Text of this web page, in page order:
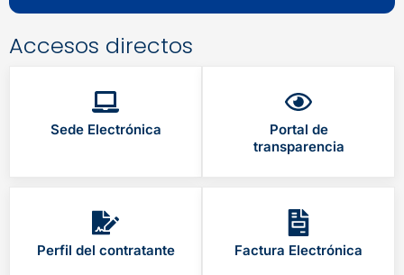
Accesos directos
Sede Electrónica
Portal de
transparencia
Perfil del contratante Factura Electrónica